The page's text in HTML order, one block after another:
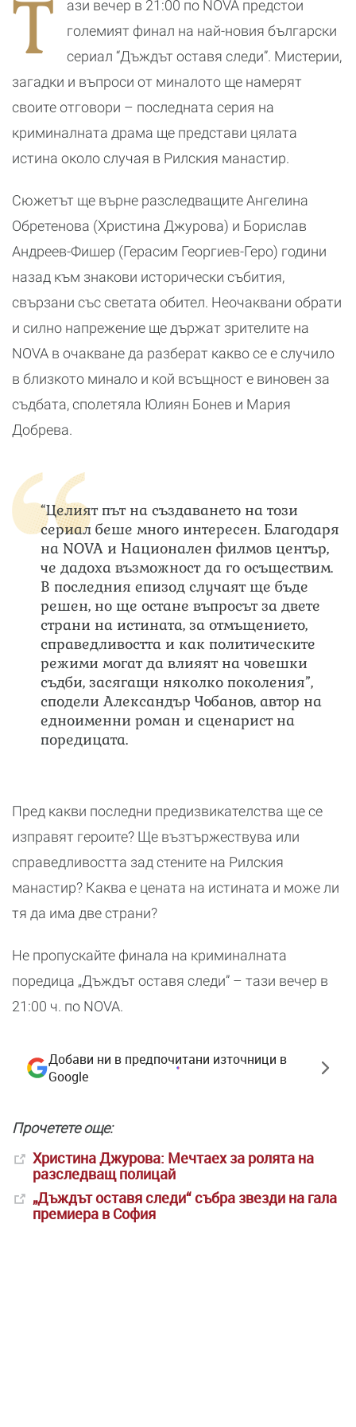
ожесточените
битки тази есен
тортата“
Т
ази вечер в 21:00 по NOVA предстои
големият финал на най-новия български
сериал “Дъждът оставя следи”. Мистерии,
загадки и въпроси от миналото ще намерят
своите отговори – последната серия на
криминалната драма ще представи цялата
истина около случая в Рилския манастир.
Сюжетът ще върне разследващите Ангелина
Обретенова (Христина Джурова) и Борислав
Андреев-Фишер (Герасим Георгиев-Геро) години
назад към знакови исторически събития,
свързани със светата обител. Неочаквани обрати
и силно напрежение ще държат зрителите на
NOVA в очакване да разберат какво се е случило
в близкото минало и кой всъщност е виновен за
съдбата, сполетяла Юлиян Бонев и Мария
Добрева.
“Целият път на създаването на този
сериал беше много интересен. Благодаря
на NOVA и Национален филмов център,
че дадоха възможност да го осъществим.
В последния епизод случаят ще бъде
решен, но ще остане въпросът за двете
страни на истината, за отмъщението,
справедливостта и как политическите
режими могат да влияят на човешки
съдби, засягащи няколко поколения”,
сподели Александър Чобанов, автор на
едноименни роман и сценарист на
поредицата.
Пред какви последни предизвикателства ще се
изправят героите? Ще възтържествува или
справедливостта зад стените на Рилския
манастир? Каква е цената на истината и може ли
тя да има две страни?
Не пропускайте финала на криминалната
поредица „Дъждът оставя следи” – тази вечер в
21:00 ч. по NOVA.
Добави ни в предпочитани източници в
Google
Прочетете още:
Христина Джурова: Мечтаех за ролята на
разследващ полицай
„Дъждът оставя следи“ събра звезди на гала
премиера в София